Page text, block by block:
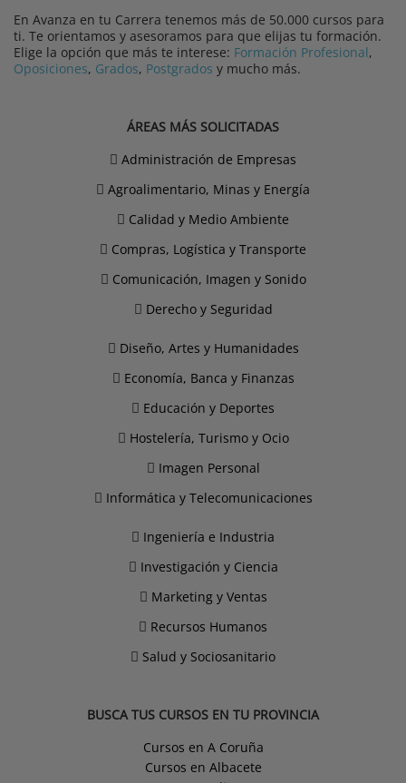
En Avanza en tu Carrera tenemos más de 50.000 cursos para
ti. Te orientamos y asesoramos para que elijas tu formación.
Elige la opción que más te interese: Formación Profesional,
Oposiciones, Grados, Postgrados y mucho más.
ÁREAS MÁS SOLICITADAS
Administración de Empresas
Agroalimentario, Minas y Energía
Calidad y Medio Ambiente
Compras, Logística y Transporte
Comunicación, Imagen y Sonido
Derecho y Seguridad
Diseño, Artes y Humanidades
Economía, Banca y Finanzas
Educación y Deportes
Hostelería, Turismo y Ocio
Imagen Personal
Informática y Telecomunicaciones
Ingeniería e Industria
Investigación y Ciencia
Marketing y Ventas
Recursos Humanos
Salud y Sociosanitario
BUSCA TUS CURSOS EN TU PROVINCIA
Cursos en A Coruña
Cursos en Albacete